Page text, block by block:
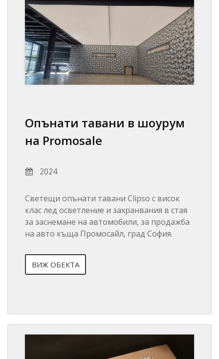
Опънати тавани в шоурум
на Promosale
2024
Светещи опънати тавани Clipso с висок
клас лед осветление и захранвания в стая
за заснемане на автомобили, за продажба
на авто къща Промосайл, град София.
ВИЖ ОБЕКТА